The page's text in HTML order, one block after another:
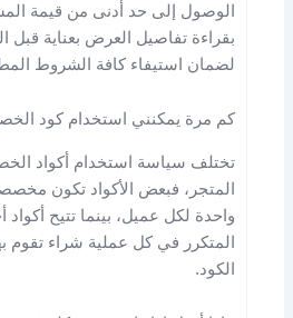
الوصول إلى حد أدنى من قيمة
بقراءة تفاصيل العرض بعناية قبل
لضمان استيفاء كافة الشروط
كم مرة يمكنني استخدام كود
تختلف سياسة استخدام أكواد
المتجر، فبعض الأكواد تكون
واحدة لكل عميل، بينما تتيح
المتكرر في كل عملية شراء تقوم
الكود.